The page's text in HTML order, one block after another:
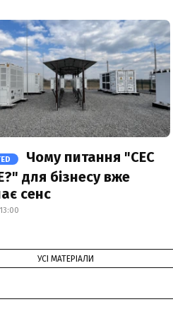
Чому питання "СЕС
для бізнесу вже
сенс
УСІ МАТЕРІАЛИ